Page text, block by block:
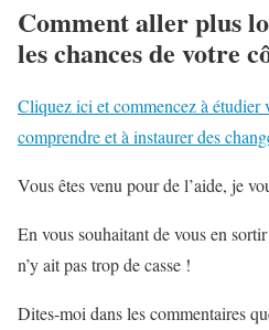
Comment aller plus
les chances de votre
Cliquez ici et commencez à
comprendre et à instaurer des
Vous êtes venu pour de l’aide, je
En vous souhaitant de vous en
n’y ait pas trop de casse !
Dites-moi dans les commentaires